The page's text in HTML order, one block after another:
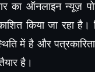
का ऑनलाइन न्यूज़
किया जा रहा है।
में है और
है।